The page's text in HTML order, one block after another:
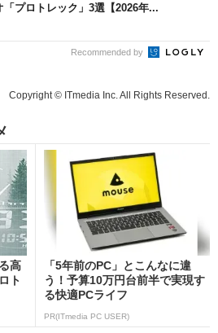
「プロトレック」3選【2026年...
Recommended by
Copyright © ITmedia Inc. All Rights Reserved.
高
ト
「5年前のPC」とこんなに違
う！予算10万円台前半で実現す
る快適PCライフ
PR(ITmedia PC USER)